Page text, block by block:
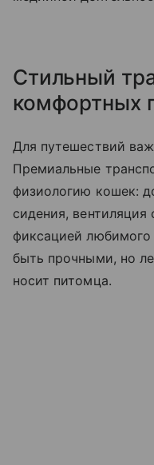
Стильный
комфортных
Для путешествий
Премиальные
физиологию кошек:
сидения, вентиляция
фиксацией
быть прочными, но
носит питомца.